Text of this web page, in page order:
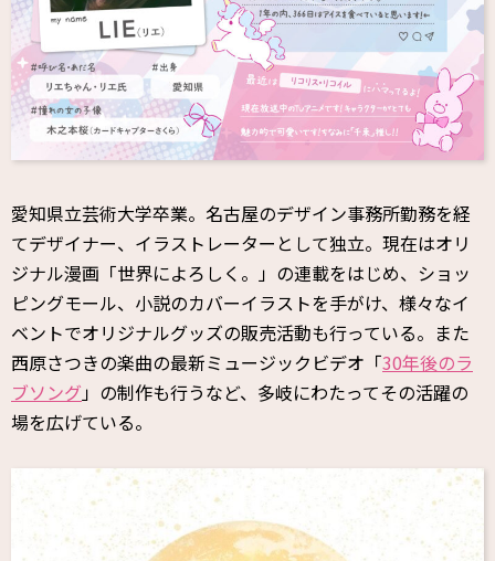
愛知県立芸術大学卒業。名古屋のデザイン事務所勤務を経
てデザイナー、イラストレーターとして独立。現在はオリ
ジナル漫画「世界によろしく。」の連載をはじめ、ショッ
ピングモール、小説のカバーイラストを手がけ、様々なイ
ベントでオリジナルグッズの販売活動も行っている。また
西原さつきの楽曲の最新ミュージックビデオ「30年後のラ
ブソング 」の制作も行うなど、多岐にわたってその活躍の
場を広げている。